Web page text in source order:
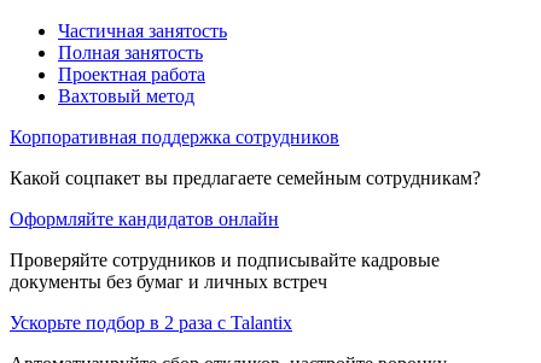
Частичная занятость
Полная занятость
Проектная работа
Вахтовый метод
Корпоративная поддержка сотрудников
Какой соцпакет вы предлагаете семейным сотрудникам?
Оформляйте кандидатов онлайн
Проверяйте сотрудников и подписывайте кадровые
документы без бумаг и личных встреч
Ускорьте подбор в 2 раза с Talantix